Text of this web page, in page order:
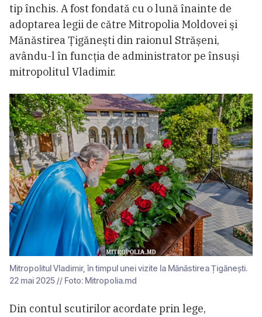
tip închis. A fost fondată cu o lună înainte de
adoptarea legii de către Mitropolia Moldovei şi
Mănăstirea Ţigăneşti din raionul Strășeni,
avându-l în funcția de administrator pe însuși
mitropolitul Vladimir.
Mitropolitul Vladimir, în timpul unei vizite la Mănăstirea Țigănești.
22 mai 2025 // Foto: Mitropolia.md
Din contul scutirilor acordate prin lege,